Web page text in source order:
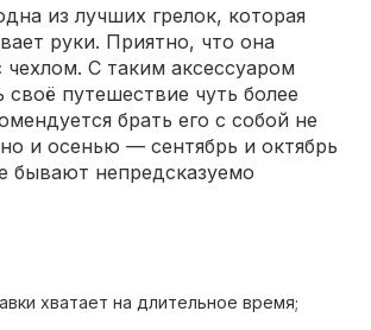
из лучших грелок, которая
руки. Приятно, что она
чехлом. С таким аксессуаром
путешествие чуть более
брать его с собой не
и осенью — сентябрь и октябрь
бывают непредсказуемо
хватает на длительное время;